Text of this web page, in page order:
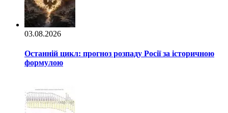
03.08.2026
Останній цикл: прогноз розпаду Росії за історичною
формулою